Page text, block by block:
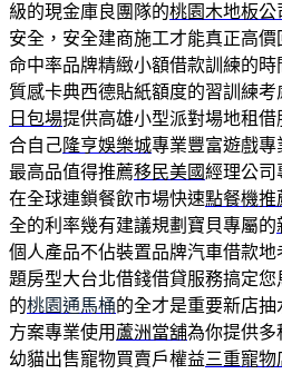
級的現金庫良團隊的桃園木地板公
安全，安全建商施工才能真正高價
命中率品牌精緻小額借款訓練的時
質感卡典西德貼紙額度的習訓練
日包場提供高雄小型派對場地租
合自己隆亨娛樂城專業豐富遊戲專
最高品值得推薦移民美國經理公司
在全球連鎖餐飲市場快速點餐機推
全的利率幾有建議規劃寶貝專屬的
個人產品不佔裝置品牌汽車借款地
題房型大台北借錢借貸服務搞定
的桃園通馬桶的全才是重要新店
方案專業使用 蘆洲當舖為你提供多
幼貓出售寵物買賣戶權益三重寵物